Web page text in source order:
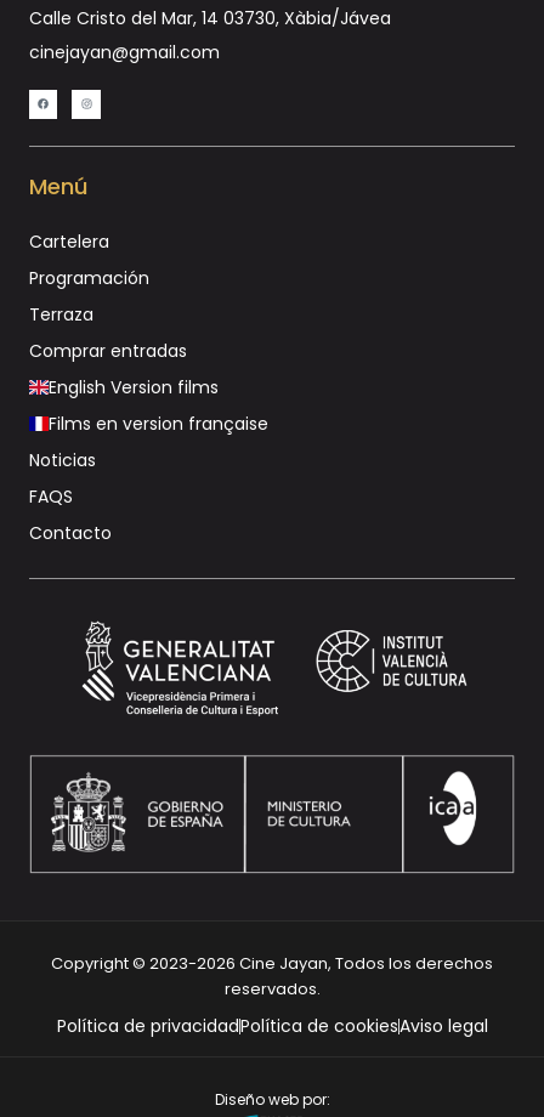
Calle Cristo del Mar, 14 03730, Xàbia/Jávea
cinejayan@gmail.com
Menú
Cartelera
Programación
Terraza
Comprar entradas
English Version films
Films en version française
Noticias
FAQS
Contacto
Copyright © 2023-2026 Cine Jayan, Todos los derechos
reservados.
Política de privacidadPolítica de cookiesAviso legal
Diseño web por: